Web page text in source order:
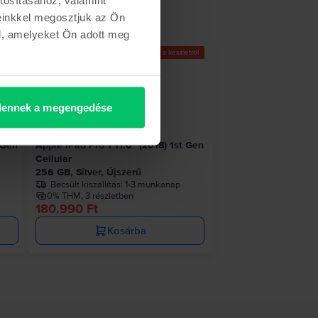
megosztjuk az Ön
amelyeket Ön adott meg
a megengedése
Az utolsó a készletről
Apple iPad Pro 1 11.0" (2018) 1st Gen
Cellular
256 GB, Silver, Újszerű
Becsült kiszállítás: 1-3 munkanap
0% THM, 3 részletben
180.990 Ft
Kosárba